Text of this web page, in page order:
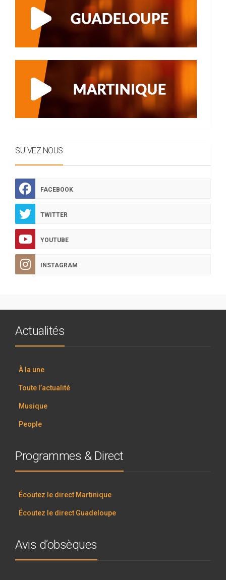
SUIVEZ NOUS
FACEBOOK
TWITTER
YOUTUBE
INSTAGRAM
Actualités
À la une
Toute l’actualité
Musique
People
Programmes & Direct
Écoutez le direct Martinique
Écoutez le direct Guadeloupe
Avis d’obsèques